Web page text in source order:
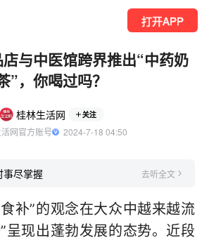
打开APP
与中医馆跨界推出“中药奶
”，你喝过吗？
桂林生活网 关注
网官方账号
  2024-7-18 04:50
尽掌握 去听全文
补”的观念在大众中越来越流
呈现出蓬勃发展的态势。近段